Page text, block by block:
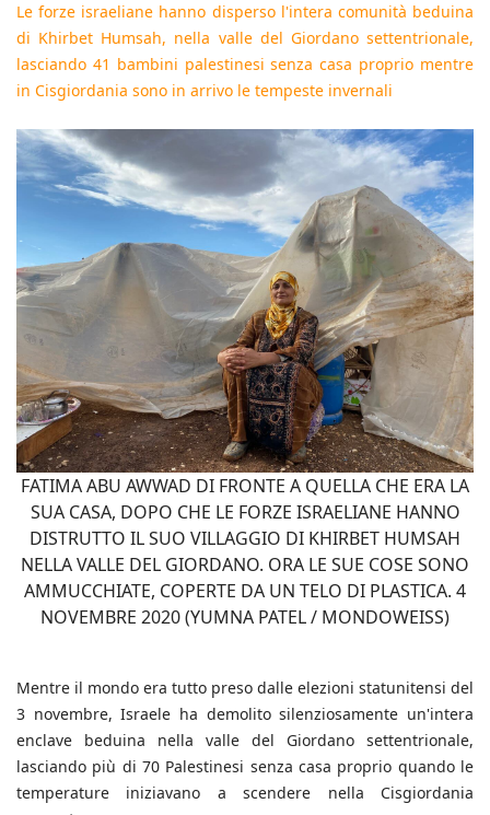
Le forze israeliane hanno disperso l'intera comunità beduina
di Khirbet Humsah, nella valle del Giordano settentrionale,
lasciando 41 bambini palestinesi senza casa proprio mentre
in Cisgiordania sono in arrivo le tempeste invernali
FATIMA ABU AWWAD DI FRONTE A QUELLA CHE ERA LA
SUA CASA, DOPO CHE LE FORZE ISRAELIANE HANNO
DISTRUTTO IL SUO VILLAGGIO DI KHIRBET HUMSAH
NELLA VALLE DEL GIORDANO. ORA LE SUE COSE SONO
AMMUCCHIATE, COPERTE DA UN TELO DI PLASTICA. 4
NOVEMBRE 2020 (YUMNA PATEL / MONDOWEISS)
Mentre il mondo era tutto preso dalle elezioni statunitensi del
3 novembre, Israele ha demolito silenziosamente un'intera
enclave beduina nella valle del Giordano settentrionale,
lasciando più di 70 Palestinesi senza casa proprio quando le
temperature iniziavano a scendere nella Cisgiordania